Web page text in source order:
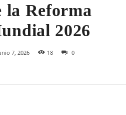
la Reforma
2026
7, 2026 18 0